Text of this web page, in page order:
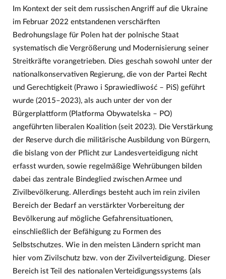
Im Kontext der seit dem russischen Angriff auf die Ukraine
im Februar 2022 entstandenen verschärften
Bedrohungslage für Polen hat der polnische Staat
systematisch die Vergrößerung und Modernisierung seiner
Streitkräfte vorangetrieben. Dies geschah sowohl unter der
nationalkonservativen Regierung, die von der Partei Recht
und Gerechtigkeit (Prawo i Sprawiedliwość – PiS) geführt
wurde (2015–2023), als auch unter der von der
Bürgerplattform (Platforma Obywatelska – PO)
angeführten liberalen Koalition (seit 2023). Die Verstärkung
der Reserve durch die militärische Ausbildung von Bürgern,
die bislang von der Pflicht zur Landesverteidigung nicht
erfasst wurden, sowie regelmäßige Wehrübungen bilden
dabei das zentrale Bindeglied zwischen Armee und
Zivilbevölkerung. Allerdings besteht auch im rein zivilen
Bereich der Bedarf an verstärkter Vorbereitung der
Bevölkerung auf mögliche Gefahrensituationen,
einschließlich der Befähigung zu Formen des
Selbstschutzes. Wie in den meisten Ländern spricht man
hier vom Zivilschutz bzw. von der Zivilverteidigung. Dieser
Bereich ist Teil des nationalen Verteidigungssystems (als